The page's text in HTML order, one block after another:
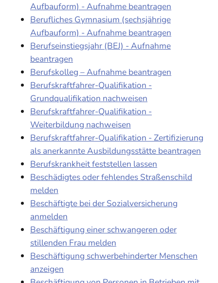
Aufbauform) - Aufnahme beantragen
Berufliches Gymnasium (sechsjährige
Aufbauform) - Aufnahme beantragen
Berufseinstiegsjahr (BEJ) - Aufnahme
beantragen
Berufskolleg – Aufnahme beantragen
Berufskraftfahrer-Qualifikation -
Grundqualifikation nachweisen
Berufskraftfahrer-Qualifikation -
Weiterbildung nachweisen
Berufskraftfahrer-Qualifikation - Zertifizierung
als anerkannte Ausbildungsstätte beantragen
Berufskrankheit feststellen lassen
Beschädigtes oder fehlendes Straßenschild
melden
Beschäftigte bei der Sozialversicherung
anmelden
Beschäftigung einer schwangeren oder
stillenden Frau melden
Beschäftigung schwerbehinderter Menschen
anzeigen